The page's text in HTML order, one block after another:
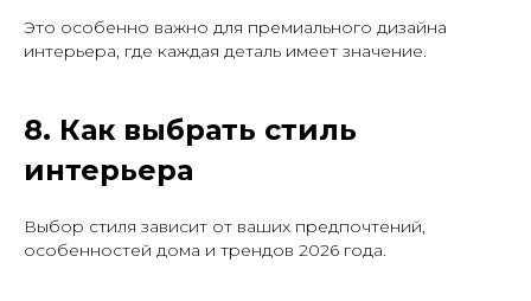
Это особенно важно для премиального дизайна
интерьера, где каждая деталь имеет значение.
8. Как выбрать стиль
интерьера
Выбор стиля зависит от ваших предпочтений,
особенностей дома и трендов 2026 года.